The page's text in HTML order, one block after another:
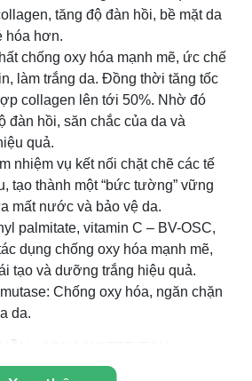
tăng độ đàn hồi, bề mặt da
hóa hơn.
chống oxy hóa mạnh mẽ, ức chế
làm trắng da. Đồng thời tăng tốc
collagen lên tới 50%. Nhờ đó
đàn hồi, săn chắc của da và
quả.
nhiệm vụ kết nối chặt chẽ các tế
tạo thành một “bức tường” vững
mất nước và bảo vệ da.
palmitate, vitamin C – BV-OSC,
dụng chống oxy hóa mạnh mẽ,
tạo và dưỡng trắng hiệu quả.
Chống oxy hóa, ngăn chặn
da.
DIMETHICONE, AMMONIUM